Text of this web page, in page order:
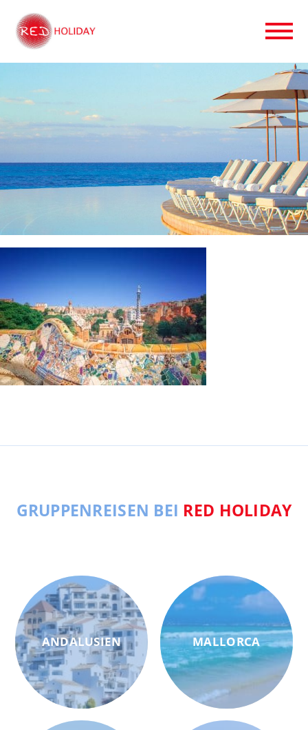
GRUPPENREISEN BEI RED HOLIDAY
ANDALUSIEN MALLORCA